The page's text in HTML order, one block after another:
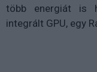
több energiát is
integrált GPU, egy